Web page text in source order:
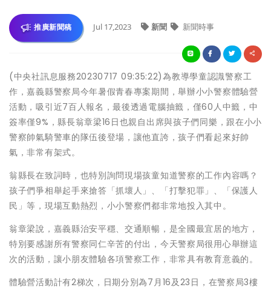
推廣新聞稿 Jul 17,2023 新聞 新聞時事
(中央社訊息服務20230717 09:35:22)為教導學童認識警察工
作，嘉義縣警察局今年暑假青春專案期間，舉辦小小警察體驗營
活動，吸引近7百人報名，最後透過電腦抽籤，僅60人中籤，中
簽率僅9%，縣長翁章梁16日也親自出席與孩子們同樂，跟在小小
警察帥氣騎警車的隊伍後登場，讓他直誇，孩子們看起來好帥
氣，非常有架式。
翁縣長在致詞時，也特別詢問現場孩童知道警察的工作內容嗎？
孩子們爭相舉起手來搶答「抓壞人」、「打擊犯罪」、「保護人
民」等，現場互動熱烈，小小警察們都非常地投入其中。
翁章梁說，嘉義縣治安平穩、交通順暢，是全國最宜居的地方，
特別要感謝所有警察同仁辛苦的付出，今天警察局很用心舉辦這
次的活動，讓小朋友體驗各項警察工作，非常具有教育意義的。
體驗營活動計有2梯次，日期分別為7月16及23日，在警察局3樓